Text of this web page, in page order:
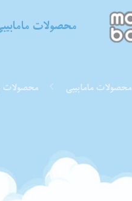
محصولات
محصولات مامابیبی محصولات